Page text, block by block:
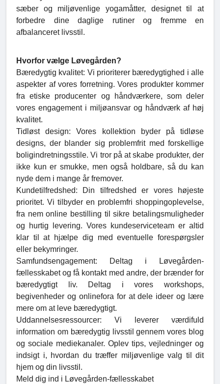
sæber og miljøvenlige yogamåtter, designet til at
forbedre dine daglige rutiner og fremme en
afbalanceret livsstil.
Hvorfor vælge Løvegården?
Bæredygtig kvalitet: Vi prioriterer bæredygtighed i alle
aspekter af vores forretning. Vores produkter kommer
fra etiske producenter og håndværkere, som deler
vores engagement i miljøansvar og håndværk af høj
kvalitet.
Tidløst design: Vores kollektion byder på tidløse
designs, der blander sig problemfrit med forskellige
boligindretningsstile. Vi tror på at skabe produkter, der
ikke kun er smukke, men også holdbare, så du kan
nyde dem i mange år fremover.
Kundetilfredshed: Din tilfredshed er vores højeste
prioritet. Vi tilbyder en problemfri shoppingoplevelse,
fra nem online bestilling til sikre betalingsmuligheder
og hurtig levering. Vores kundeserviceteam er altid
klar til at hjælpe dig med eventuelle forespørgsler
eller bekymringer.
Samfundsengagement: Deltag i Løvegården-
fællesskabet og få kontakt med andre, der brænder for
bæredygtigt liv. Deltag i vores workshops,
begivenheder og onlinefora for at dele ideer og lære
mere om at leve bæredygtigt.
Uddannelsesressourcer: Vi leverer værdifuld
information om bæredygtig livsstil gennem vores blog
og sociale mediekanaler. Oplev tips, vejledninger og
indsigt i, hvordan du træffer miljøvenlige valg til dit
hjem og din livsstil.
Meld dig ind i Løvegården-fællesskabet